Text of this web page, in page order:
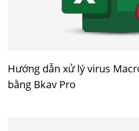
Hướng dẫn xử lý virus
bằng Bkav Pro